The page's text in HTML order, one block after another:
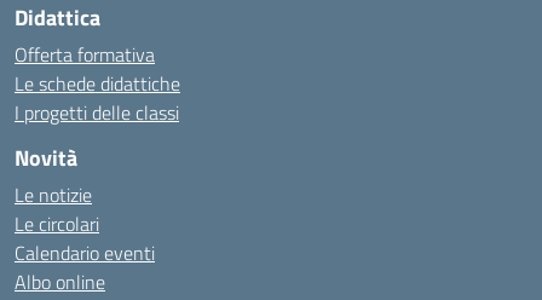
Didattica
Offerta formativa
Le schede didattiche
I progetti delle classi
Novità
Le notizie
Le circolari
Calendario eventi
Albo online